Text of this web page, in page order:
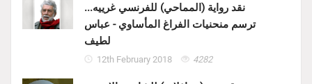
نقد رواية (المماحي) للفرنسي غرييه...
ترسم منحنيات الفراغ المأساوي - عباس
لطيف
12th February 2018 4282